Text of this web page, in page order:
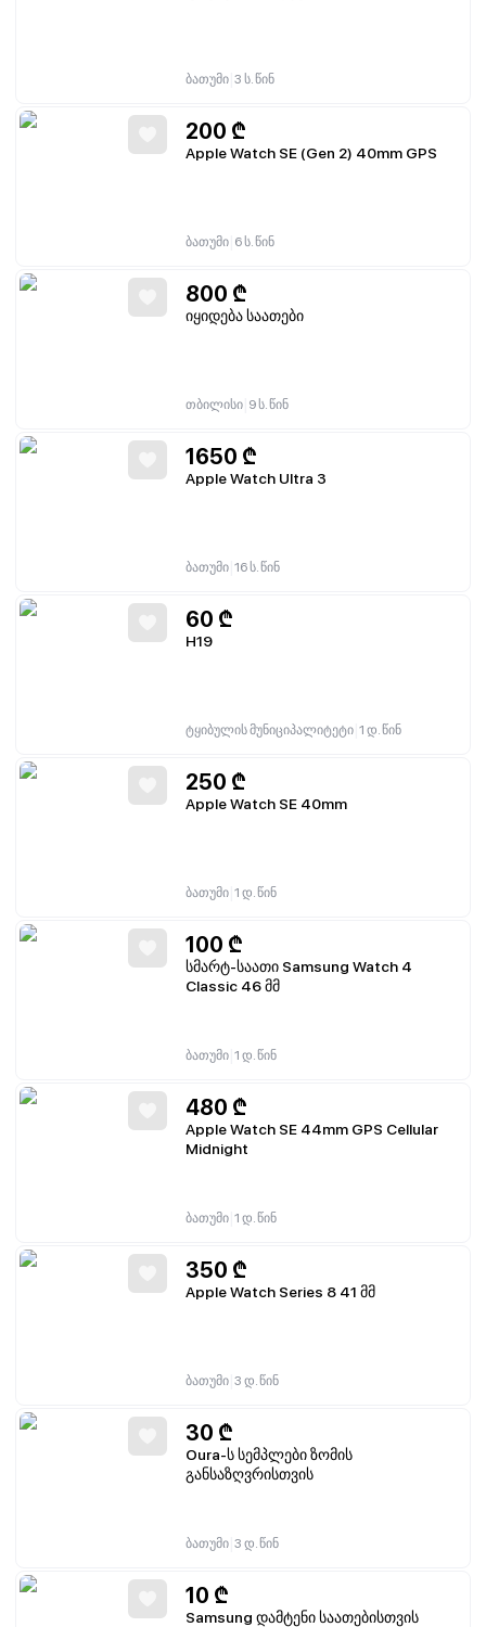
ბათუმი 3 ს. წინ
200 ₾
Apple Watch SE (Gen 2) 40mm GPS
ბათუმი 6 ს. წინ
800 ₾
იყიდება საათები
თბილისი 9 ს. წინ
1650 ₾
Apple Watch Ultra 3
ბათუმი 16 ს. წინ
60 ₾
H19
ტყიბულის მუნიციპალიტეტი 1 დ. წინ
250 ₾
Apple Watch SE 40mm
ბათუმი 1 დ. წინ
100 ₾
სმარტ-საათი Samsung Watch 4
Classic 46 მმ
ბათუმი 1 დ. წინ
480 ₾
Apple Watch SE 44mm GPS Cellular
Midnight
ბათუმი 1 დ. წინ
350 ₾
Apple Watch Series 8 41 მმ
ბათუმი 3 დ. წინ
30 ₾
Oura-ს სემპლები ზომის
განსაზღვრისთვის
ბათუმი 3 დ. წინ
10 ₾
Samsung დამტენი საათებისთვის